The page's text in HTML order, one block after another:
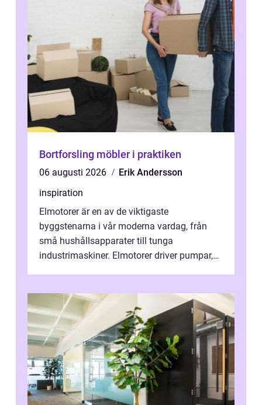
Bortforsling möbler i praktiken
06 augusti 2026
Erik Andersson
inspiration
Elmotorer är en av de viktigaste
byggstenarna i vår moderna vardag, från
små hushållsapparater till tunga
industrimaskiner. Elmotorer driver pumpar,